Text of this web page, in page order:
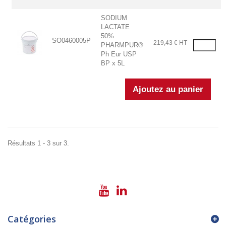
SO0460005P
SODIUM
LACTATE
50%
PHARMPUR®
Ph Eur USP
BP x 5L
219,43 € HT
Résultats 1 - 3 sur 3.
Catégories